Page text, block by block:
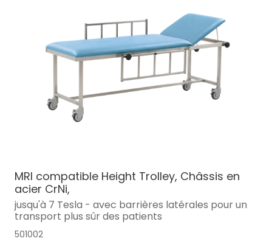
MRI compatible Height Trolley, Châssis en
acier CrNi,
jusqu'à 7 Tesla - avec barrières latérales pour un
transport plus sûr des patients
501002